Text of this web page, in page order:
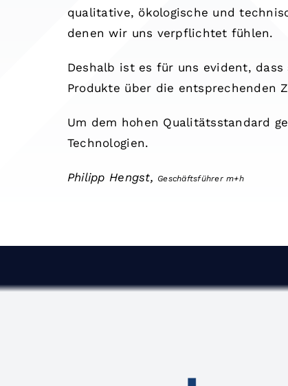
qualitative, ökologische und
denen wir uns verpflichtet fühlen.
Deshalb ist es für uns evident,
Produkte über die entsprechenden
Um dem hohen Qualitätsstandard
Technologien.
Philipp Hengst, Geschäftsführer m+h